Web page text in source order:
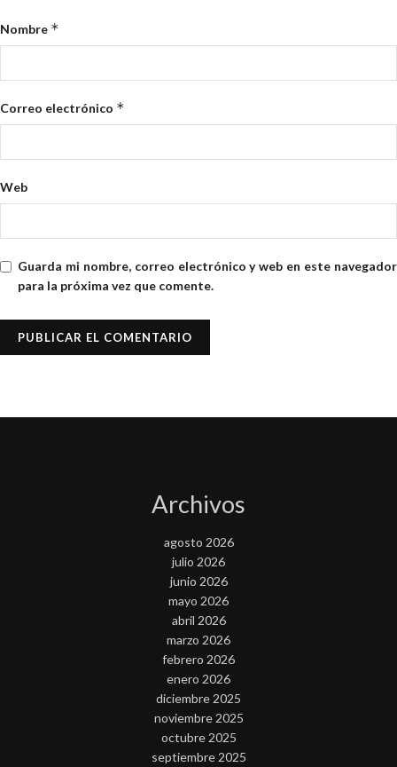
Nombre *
Correo electrónico *
Web
Guarda mi nombre, correo electrónico y web en este navegador
para la próxima vez que comente.
Archivos
agosto 2026
julio 2026
junio 2026
mayo 2026
abril 2026
marzo 2026
febrero 2026
enero 2026
diciembre 2025
noviembre 2025
octubre 2025
septiembre 2025